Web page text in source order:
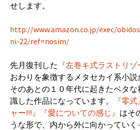
せします。
http://www.amazon.co.jp/exec/
ni-22/ref=nosim/
先月復刊した 『左巻キ式ラストリゾ
おわりを象徴するメタセカイ系小
そのあとの１０年代に起きたベタ
識した作品になっています。
『零式
ャー!!!』
『愛についての感じ』 はそ
うな形で、内から外に向かっていく